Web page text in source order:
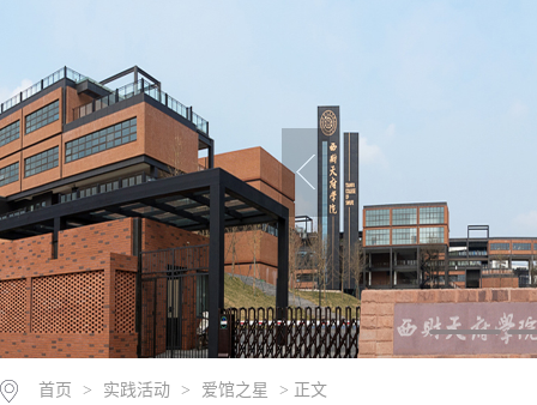
首页 > 实践活动 > 爱馆之星 > 正文